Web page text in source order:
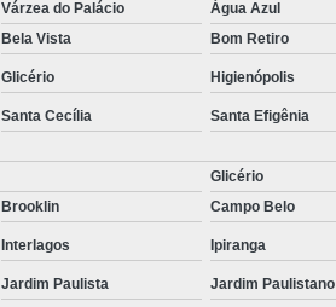
Várzea do Palácio Água Azul
Bela Vista Bom Retiro
Glicério Higienópolis
Santa Cecília Santa Efigênia
Glicério
Brooklin Campo Belo
Interlagos Ipiranga
Jardim Paulista Jardim Paulistano